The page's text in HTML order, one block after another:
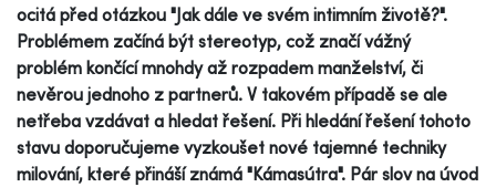
ocitá před otázkou "Jak dále ve svém intimním životě?".
Problémem začíná být stereotyp, což značí vážný
problém končící mnohdy až rozpadem manželství, či
nevěrou jednoho z partnerů. V takovém případě se ale
netřeba vzdávat a hledat řešení. Při hledání řešení tohoto
stavu doporučujeme vyzkoušet nové tajemné techniky
milování, které přináší známá "Kámasútra". Pár slov na úvod